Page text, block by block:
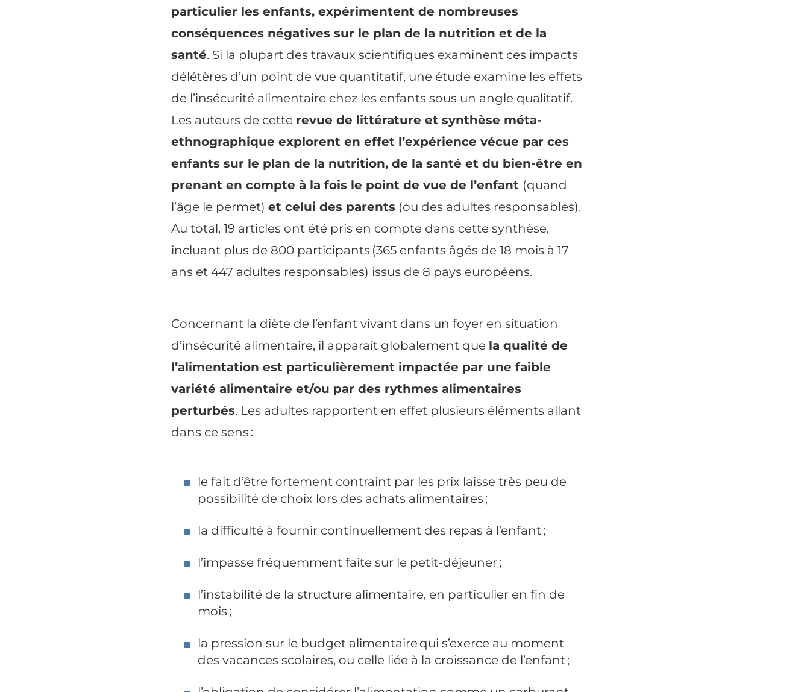
particulier les enfants, expérimentent de nombreuses
conséquences négatives sur le plan de la nutrition et de la
santé. Si la plupart des travaux scientifiques examinent ces impacts
délétères d’un point de vue quantitatif, une étude examine les effets
de l’insécurité alimentaire chez les enfants sous un angle qualitatif.
Les auteurs de cette revue de littérature et synthèse méta-
ethnographique explorent en effet l’expérience vécue par ces
enfants sur le plan de la nutrition, de la santé et du bien-être en
prenant en compte à la fois le point de vue de l’enfant (quand
l’âge le permet) et celui des parents (ou des adultes responsables).
Au total, 19 articles ont été pris en compte dans cette synthèse,
incluant plus de 800 participants (365 enfants âgés de 18 mois à 17
ans et 447 adultes responsables) issus de 8 pays européens.
Concernant la diète de l’enfant vivant dans un foyer en situation
d’insécurité alimentaire, il apparaît globalement que la qualité de
l’alimentation est particulièrement impactée par une faible
variété alimentaire et/ou par des rythmes alimentaires
perturbés. Les adultes rapportent en effet plusieurs éléments allant
dans ce sens :
le fait d’être fortement contraint par les prix laisse très peu de
possibilité de choix lors des achats alimentaires ;
la difficulté à fournir continuellement des repas à l’enfant ;
l’impasse fréquemment faite sur le petit-déjeuner ;
l’instabilité de la structure alimentaire, en particulier en fin de
mois ;
la pression sur le budget alimentaire qui s’exerce au moment
des vacances scolaires, ou celle liée à la croissance de l’enfant ;